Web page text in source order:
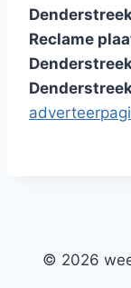
Reclame
© 2026